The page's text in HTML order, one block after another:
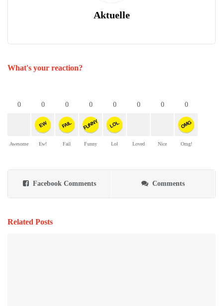
Aktuelle
What's your reaction?
0
Awesome
0
EW
Ew!
0
FAIL
Fail
0
FUNNY
Funny
0
LOL
Lol
0
Loved
0
Nice
0
OMG
Omg!
Facebook Comments Comments
Related Posts